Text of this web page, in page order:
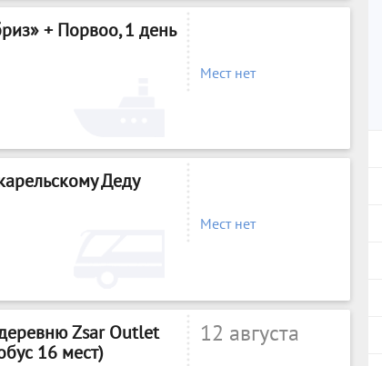
+ Порвоо, 1 день
Мест нет
Деду
Мест нет
Zsar Outlet
16 мест)
12 августа